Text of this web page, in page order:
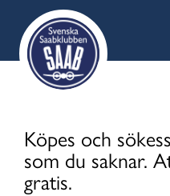
content
Köpes och
som du saknar.
gratis.